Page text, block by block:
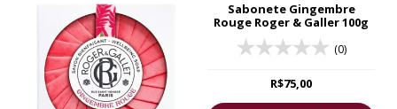
Sabonete Gingembre
Rouge Roger & Galler 100g
(0)
R$75,00